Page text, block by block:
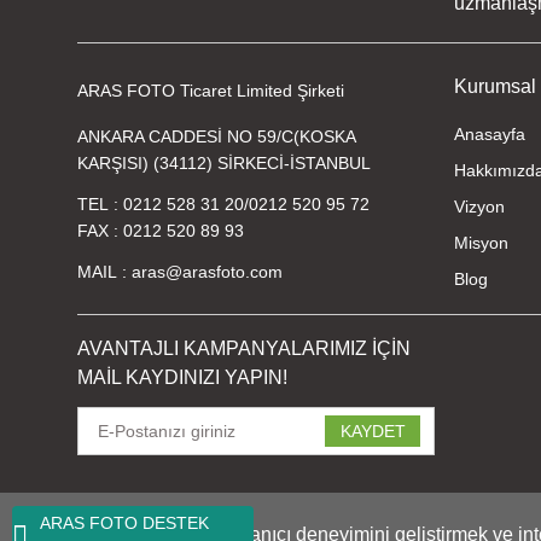
Bu internet sitesinde, kullanıcı deneyimini geliştirmek ve
ARAS FOTO DESTEK
ARAS FOTO Ticaret Limited Şirketi
ANKARA CADDESİ NO 59/C(KOSKA
KARŞISI) (34112) SİRKECİ-İSTANBUL
TEL 0212 528 31 20/0212 520 95 72
FAX
0212 520 89 93
MAIL aras@arasfoto.com
Kurumsal
Anasayfa
Vizyon
Misyon
Blog
AVANTAJLI KAMPANYALARIMIZ İÇİN
MAİL KAYDINIZI YAPIN!
KAYDET